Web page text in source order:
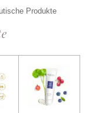
Produkte